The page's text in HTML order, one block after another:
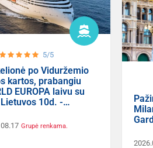
5/5
po Viduržemio
kartos, prabangiu
EUROPA laivu su
10d. -
Grupė renkama.